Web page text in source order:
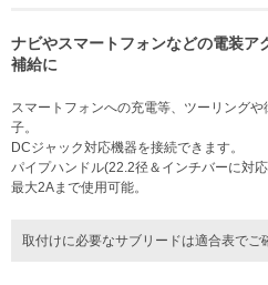
ナビやスマートフォンなどの電装ア
補給に
スマートフォンへの充電等、ツーリング
子。
DCジャック対応機器を接続できます。
パイプハンドル(22.2径＆インチバーに対
最大2Aまで使用可能。
取付けに必要なサブリードは適合表でご